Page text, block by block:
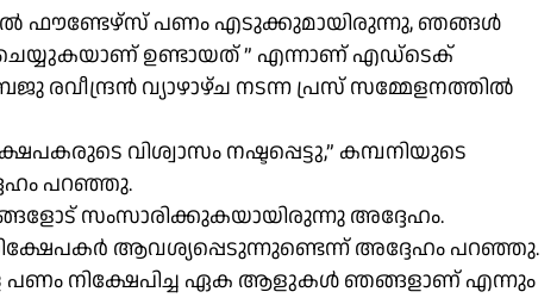
ഫൗണ്ടേഴ്സ് പണം എടുക്കുമായിരുന്നു, ഞങ്ങൾ
ചെയ്യുകയാണ് ഉണ്ടായത് ” എന്നാണ് എഡ്ടെക്
വ്യാഴാഴ്ച നടന്ന പ്രസ് സമ്മേളനത്തിൽ
വിശ്വാസം നഷ്ടപ്പെട്ടു,” കമ്പനിയുടെ
പറഞ്ഞു.
സംസാരിക്കുകയായിരുന്നു അദ്ദേഹം.
ആവശ്യപ്പെടുന്നുണ്ടെന്ന് അദ്ദേഹം പറഞ്ഞു.
പണം നിക്ഷേപിച്ച ഏക ആളുകൾ ഞങ്ങളാണ് എന്നും